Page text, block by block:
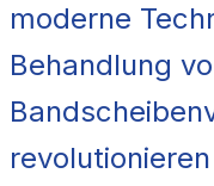
moderne
Behandlung